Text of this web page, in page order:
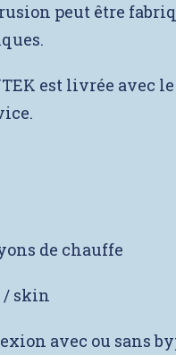
peut être
est livrée avec
de chauffe
/ skin
avec ou sans